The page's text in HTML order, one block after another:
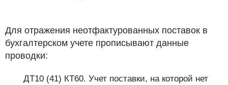
Для отражения неотфактурованных поставок в
бухгалтерском учете прописывают данные
проводки:
ДТ10 (41) КТ60. Учет поставки, на которой нет